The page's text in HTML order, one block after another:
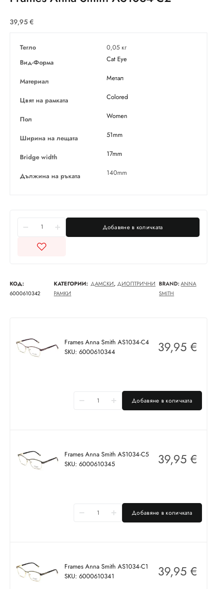
39,95 €
Тегло
0,05 кг
Вид-Форма
Cat Eye
Материал Метал
Цвят на рамката Colored
Пол Women
Ширина на лещата 51mm
Bridge width 17mm
Дължина на ръката 140mm
Добавяне в количката
КОД:
6000610342
КАТЕГОРИИ: ДАМСКИ,ДИОПТРИЧНИ
РАМКИ
BRAND:ANNA
SMITH
Frames Anna Smith AS1034-C4
SKU: 6000610344
39,95 €
Добавяне в количката
Frames Anna Smith AS1034-C5
SKU: 6000610345
39,95 €
Добавяне в количката
Frames Anna Smith AS1034-C1
SKU: 6000610341
39,95 €